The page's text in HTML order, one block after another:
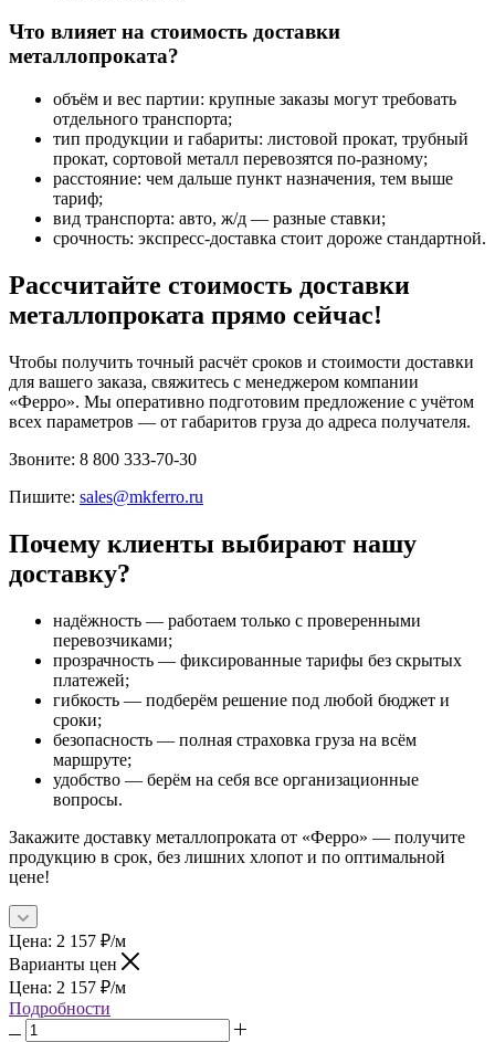
Что влияет на стоимость доставки
металлопроката?
объём и вес партии: крупные заказы могут требовать
отдельного транспорта;
тип продукции и габариты: листовой прокат, трубный
прокат, сортовой металл перевозятся по‑разному;
расстояние: чем дальше пункт назначения, тем выше
тариф;
вид транспорта: авто, ж/д — разные ставки;
срочность: экспресс‑доставка стоит дороже стандартной.
Рассчитайте стоимость доставки
металлопроката прямо сейчас!
Чтобы получить точный расчёт сроков и стоимости доставки
для вашего заказа, свяжитесь с менеджером компании
«Ферро». Мы оперативно подготовим предложение с учётом
всех параметров — от габаритов груза до адреса получателя.
Звоните: 8 800 333‑70‑30
Пишите: sales@mkferro.ru
Почему клиенты выбирают нашу
доставку?
надёжность — работаем только с проверенными
перевозчиками;
прозрачность — фиксированные тарифы без скрытых
платежей;
гибкость — подберём решение под любой бюджет и
сроки;
безопасность — полная страховка груза на всём
маршруте;
удобство — берём на себя все организационные
вопросы.
Закажите доставку металлопроката от «Ферро» — получите
продукцию в срок, без лишних хлопот и по оптимальной
цене!
Цена: 2 157 ₽/м
Варианты цен
Цена: 2 157 ₽/м
Подробности